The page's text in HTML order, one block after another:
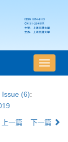
导
航
Issue (6):
上一篇 下一篇